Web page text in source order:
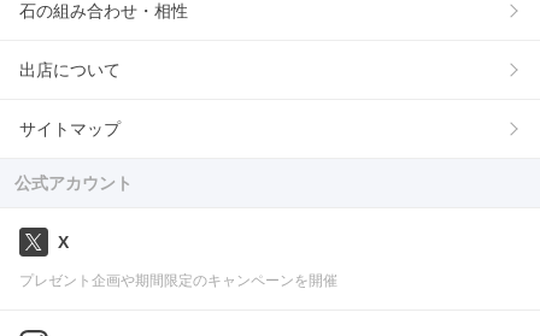
石の組み合わせ・相性
出店について
サイトマップ
公式アカウント
X
プレゼント企画や期間限定のキャンペーンを開催